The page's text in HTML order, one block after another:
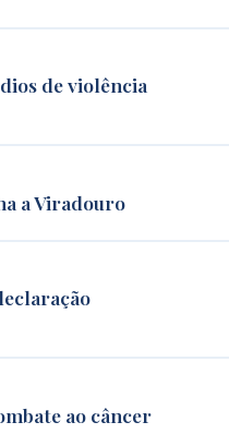
de violência
a Viradouro
ao câncer